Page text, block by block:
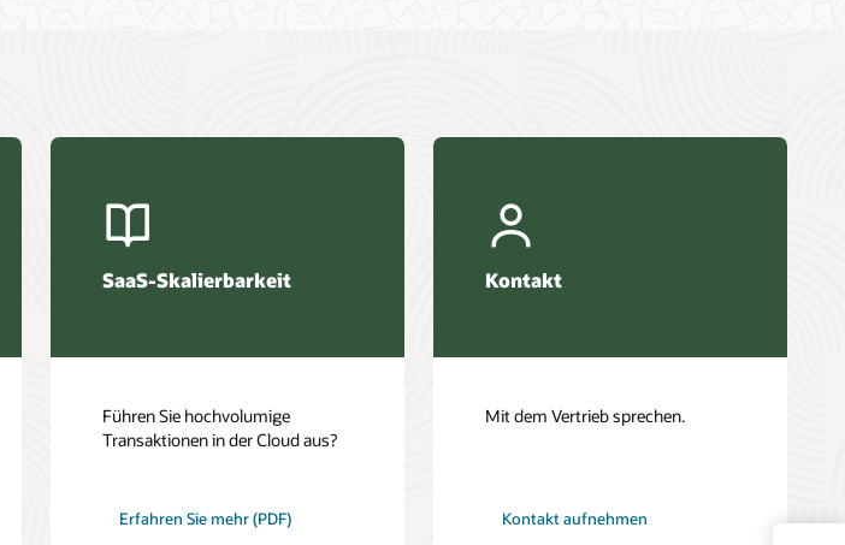
SaaS-Skalierbarkeit
Führen Sie hochvolumige
Transaktionen in der Cloud aus?
Erfahren Sie mehr
wie
(PDF)
Kontakt
Mit dem Vertrieb sprechen.
Kontakt aufnehmen